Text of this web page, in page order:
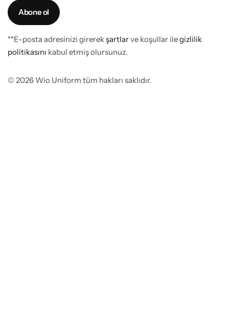
**E-posta adresinizi girerekşartlarve koşullar ilegizlilik
politikasını kabul etmiş olursunuz.
© 2026 Wio Uniform tüm hakları saklıdır.